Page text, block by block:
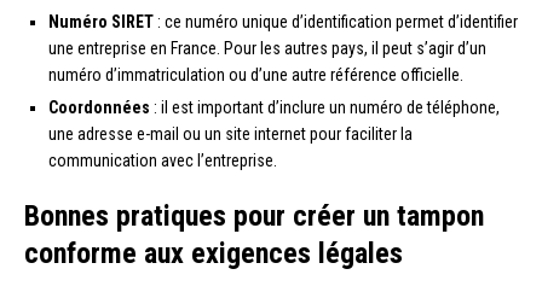
Numéro SIRET : ce numéro unique d’identification permet d’identifier
une entreprise en France. Pour les autres pays, il peut s’agir d’un
numéro d’immatriculation ou d’une autre référence officielle.
Coordonnées : il est important d’inclure un numéro de téléphone,
une adresse e-mail ou un site internet pour faciliter la
communication avec l’entreprise.
Bonnes pratiques pour créer un tampon
conforme aux exigences légales